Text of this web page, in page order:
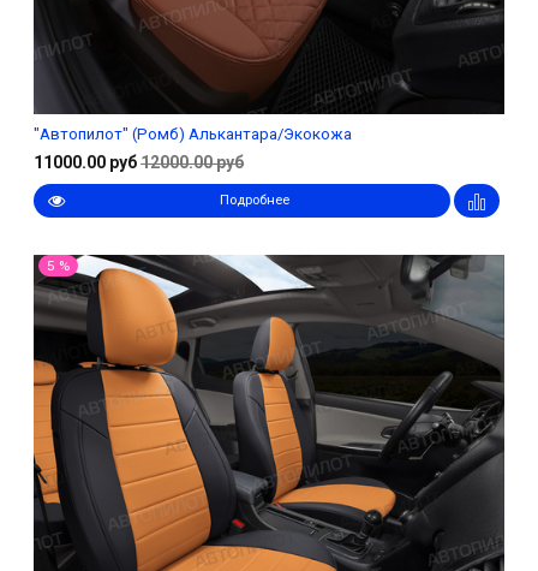
"Автопилот" (Ромб) Алькантара/Экокожа
11000.00 руб12000.00 руб
Подробнее
5 %